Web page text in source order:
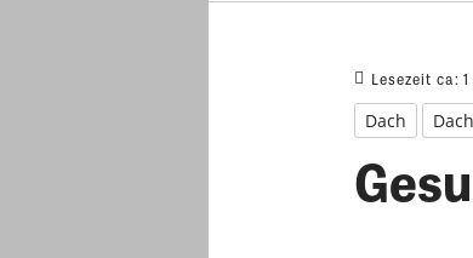
Lesezeit ca: 1
Dach